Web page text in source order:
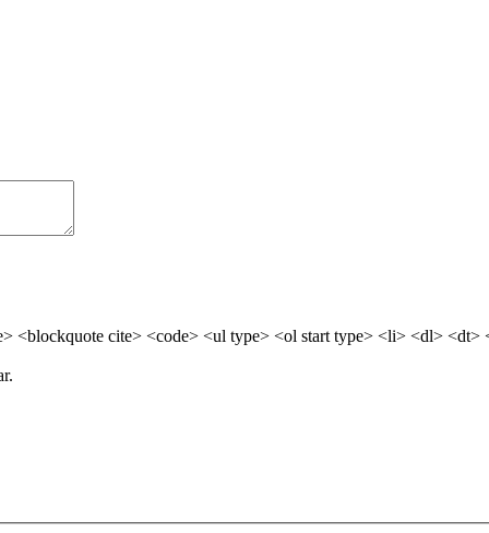
<blockquote cite> <code> <ul type> <ol start type> <li> <dl>